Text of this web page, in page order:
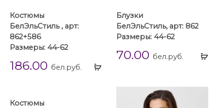
Выбрать
Костюмы
БелЭльСтиль , арт:
862+586
Размеры: 44-62
186.00 бел.руб.
Блузки
БелЭльСтиль, арт: 862
Размеры: 44-62
70.00 бел.руб.
Костюмы